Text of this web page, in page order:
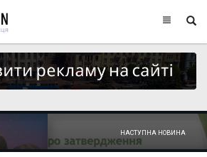
НАСТУПНА НОВИНА